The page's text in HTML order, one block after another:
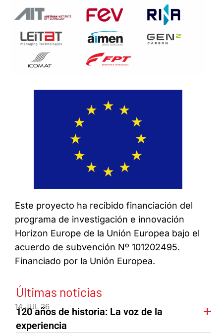
Este proyecto ha recibido financiación del
programa de investigación e innovación
Horizon Europe de la Unión Europea bajo el
acuerdo de subvención Nº 101202495.
Financiado por la Unión Europea.
Últimas noticias
14 JUL 26
120 años de historia: La voz de la
experiencia